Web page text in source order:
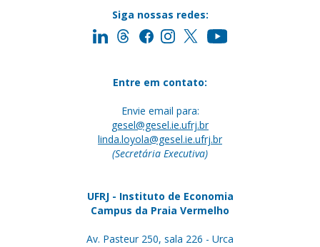
Siga nossas redes:
Entre em contato:
Envie email para:
gesel@gesel.ie.ufrj.br
linda.loyola@gesel.ie.ufrj.br
(Secretária Executiva)
UFRJ - Instituto de Economia
Campus da Praia Vermelho
Av. Pasteur 250, sala 226 - Urca